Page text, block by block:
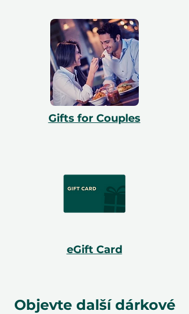
Gifts for Couples
eGift Card
Objevte další dárkové